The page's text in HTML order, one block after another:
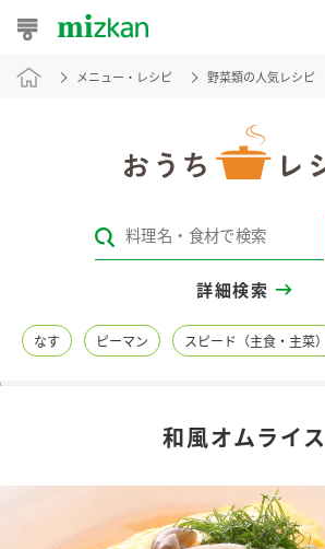
おうちレシピ
レシピカテゴリ一覧
レシピ名特集
メニュー・レシピ 野菜類の人気レシピ
詳細検索
なす ピーマン スピード（主食・主菜）
和風オムライス